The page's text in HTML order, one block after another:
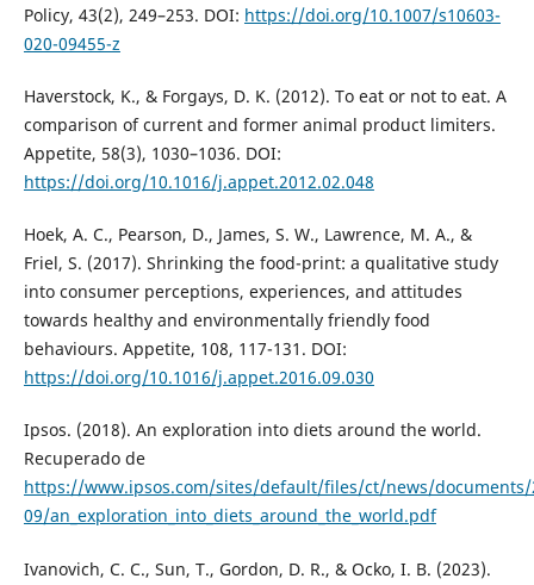
Policy, 43(2), 249–253. DOI: https://doi.org/10.1007/s10603-
020-09455-z
Haverstock, K., & Forgays, D. K. (2012). To eat or not to eat. A
comparison of current and former animal product limiters.
Appetite, 58(3), 1030–1036. DOI:
https://doi.org/10.1016/j.appet.2012.02.048
Hoek, A. C., Pearson, D., James, S. W., Lawrence, M. A., &
Friel, S. (2017). Shrinking the food-print: a qualitative study
into consumer perceptions, experiences, and attitudes
towards healthy and environmentally friendly food
behaviours. Appetite, 108, 117-131. DOI:
https://doi.org/10.1016/j.appet.2016.09.030
Ipsos. (2018). An exploration into diets around the world.
Recuperado de
https://www.ipsos.com/sites/default/files/ct/news/documents/
09/an_exploration_into_diets_around_the_world.pdf
Ivanovich, C. C., Sun, T., Gordon, D. R., & Ocko, I. B. (2023).